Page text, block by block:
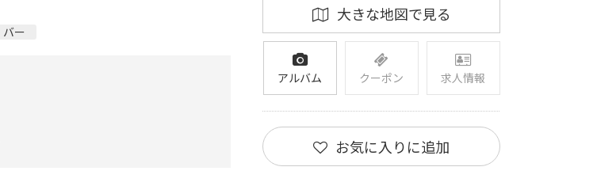
バー
大きな地図で見る
アルバム クーポン 求人情報
お気に入りに追加